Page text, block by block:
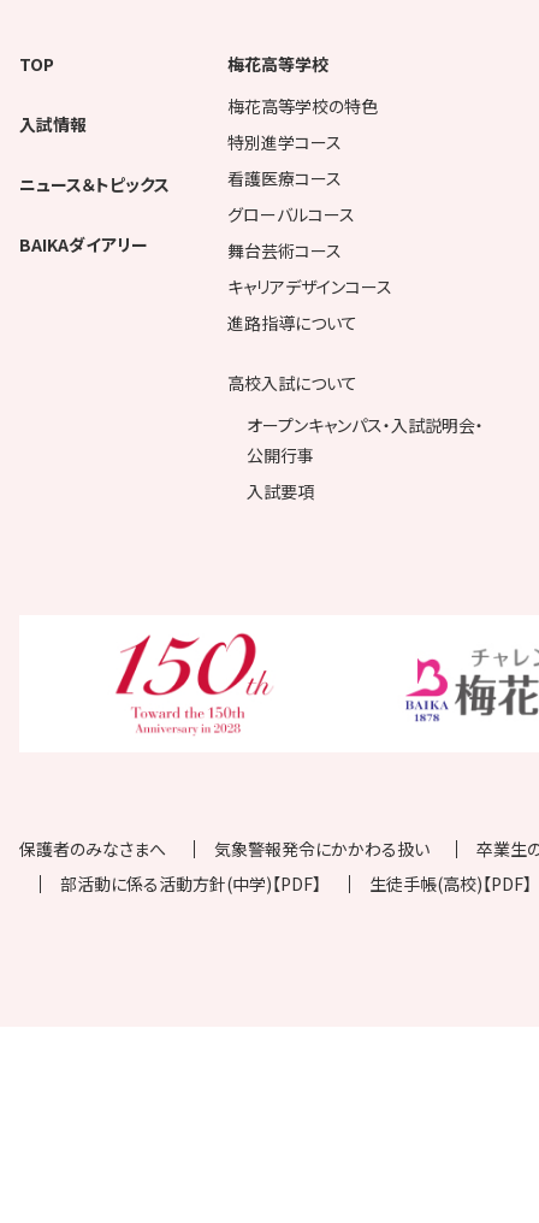
TOP
入試情報
ニュース＆トピックス
BAIKAダイアリー
梅花高等学校
梅花高等学校の特色
特別進学コース
看護医療コース
グローバルコース
舞台芸術コース
キャリアデザインコース
進路指導について
高校入試について
オープンキャンパス・入試説明会・
公開行事
入試要項
保護者のみなさまへ 気象警報発令にかかわる扱い
卒業生
部活動に係る活動方針(中学)【PDF】
生徒手帳(高校)【PDF】